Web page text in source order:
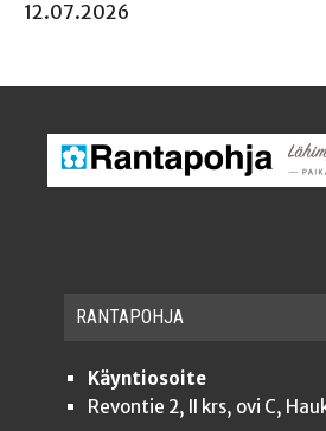
12.07.2026
RAN­TA­POH­JA
Käyntiosoite
Revontie 2, II krs, ovi C,